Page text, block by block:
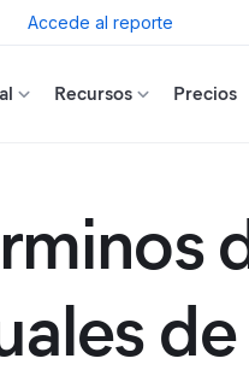
Accede al reporte
Recursos Precios